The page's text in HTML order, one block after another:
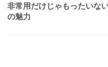
非常用だけじゃもったいな
の魅力